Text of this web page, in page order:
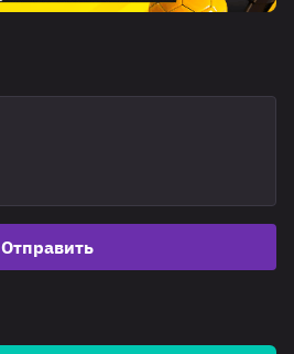
Отправить